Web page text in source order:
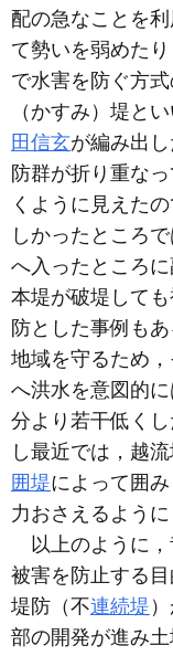
配の急なことを
て勢いを弱めた
で水害を防ぐ方
（かすみ）堤と
田信玄が編み出
防群が折り重なっ
くように見えた
しかったところ
へ入ったところ
本堤が破堤して
防とした事例も
地域を守るため
へ洪水を意図的
分より若干低くし
し最近では，越
囲堤によって囲
力おさえるように
以上のように，
被害を防止する
堤防（不連続堤
部の開発が進み